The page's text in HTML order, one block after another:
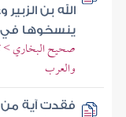
الله بن
ينسخوها في
صحيح البخاري >
والعرب
فقدت آية من